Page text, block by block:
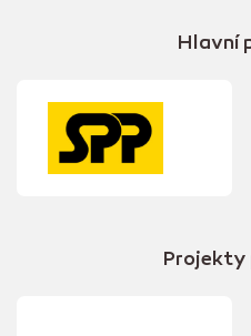
Hlavní
Projekty